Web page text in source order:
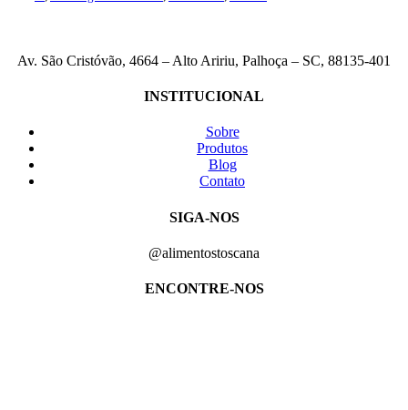
Av. São Cristóvão, 4664 – Alto Aririu, Palhoça – SC, 88135-401
INSTITUCIONAL
Sobre
Produtos
Blog
Contato
SIGA-NOS
@alimentostoscana
ENCONTRE-NOS